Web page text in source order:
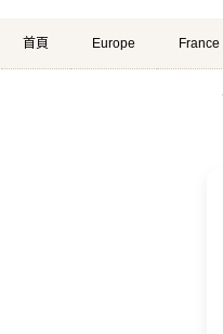
Primary
Menu
Skip
to
首頁 Europe France